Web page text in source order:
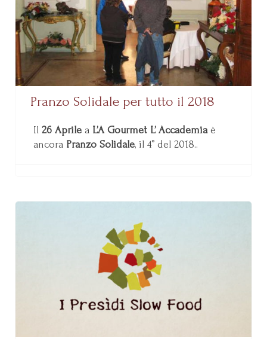
Pranzo Solidale per tutto il 2018
Il 26 Aprile a L’A Gourmet L’ Accademiaè
ancora Pranzo Solidale, il 4° del 2018..